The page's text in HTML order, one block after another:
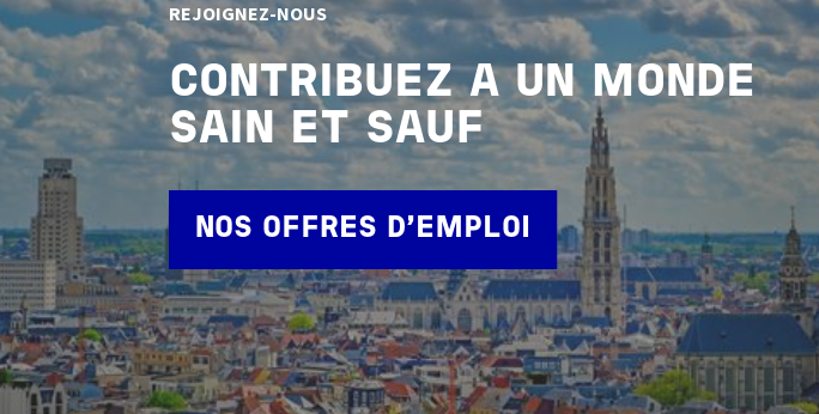
REJOIGNEZ-NOUS
CONTRIBUEZ A UN MONDE
SAIN ET SAUF
NOS OFFRES D'EMPLOI